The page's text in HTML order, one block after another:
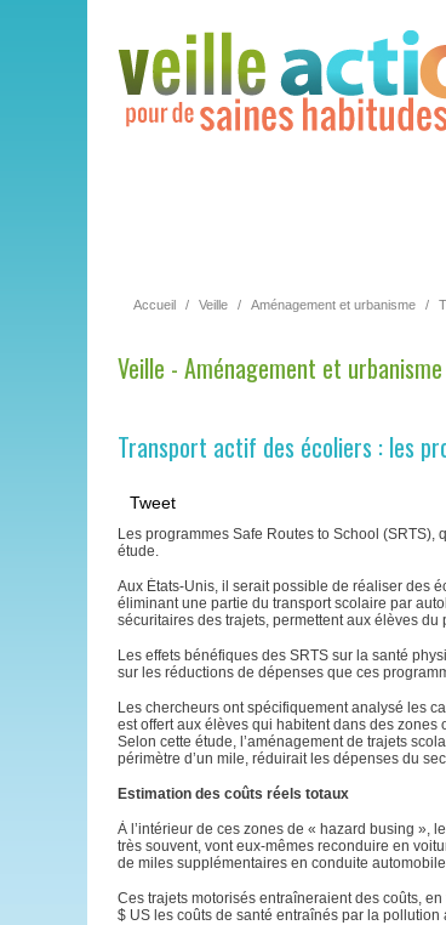
Accueil / Veille / Aménagement et urbanisme /
Veille - Aménagement et urbanisme
Transport actif des écoliers : les
Tweet
Les programmes Safe Routes to School
étude.
Aux États-Unis, il serait possible de réaliser des
éliminant une partie du transport scolaire par
sécuritaires des trajets, permettent aux élèves
Les effets bénéfiques des SRTS sur la santé
sur les réductions de dépenses que ces
Les chercheurs ont spécifiquement analysé les
est offert aux élèves qui habitent dans des zones
Selon cette étude, l’aménagement de trajets
périmètre d’un mile, réduirait les dépenses du
Estimation des coûts réels totaux
À l’intérieur de ces zones de « hazard busing »,
très souvent, vont eux-mêmes reconduire en
de miles supplémentaires en conduite
Ces trajets motorisés entraîneraient des coûts,
$ US les coûts de santé entraînés par la